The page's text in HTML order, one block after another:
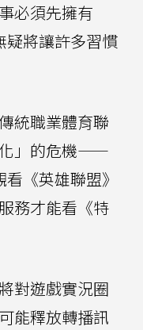
必須先擁有
疑將讓許多習慣
統職業體育聯
化」的危機——
《英雄聯盟》
務才能看《特
對遊戲實況圈
能釋放轉播訊